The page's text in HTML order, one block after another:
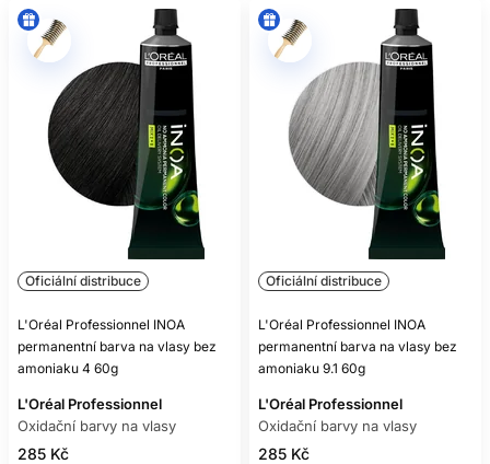
POTŘEBUJE KAŽDÁ OXIDAČNÍ
BARVA VYVÍJEČ?
Téměř všechny ano, ale vždy se řiďte označením
konkrétního produktu.
MOHU SMÍCHAT BARVU A
OXIDANT RŮZNÝCH ZNAČEK?
Pouze pokud to výrobce výslovně povoluje; bezpečnou
volbou je kompatibilní systém jedné řady.
ZESVĚTLÍ SVĚTLÁ BARVA TMAVÉ
BARVENÉ VLASY?
Zpravidla nikoliv spolehlivě, protože oxidační barva běžně
nezesvětluje již vytvořený umělý pigment.
JE BEZAMONIAKOVÁ BARVA
NEALERGENNÍ?
Oficiální distribuce
L'Oréal Professionnel INOA
permanentní barva na vlasy bez
amoniaku 4 60g
L'Oréal Professionnel
Oxidační barvy na vlasy
285 Kč
Oficiální distribuce
L'Oréal Professionnel INOA
permanentní barva na vlasy bez
amoniaku 9.1 60g
L'Oréal Professionnel
Oxidační barvy na vlasy
285 Kč